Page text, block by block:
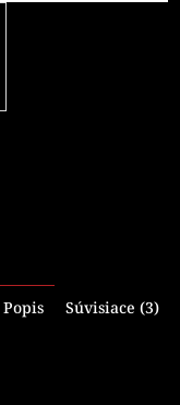
Popis Súvisiace (3)